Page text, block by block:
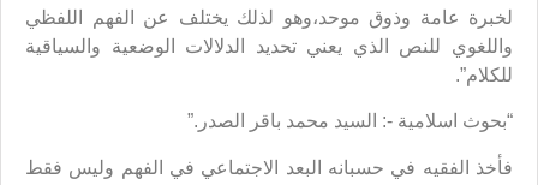
لخبرة عامة وذوق موحد،وهو لذلك يختلف عن الفهم اللفظي
واللغوي للنص الذي يعني تحديد الدلالات الوضعية والسياقية
للكلام”.
“بحوث اسلامية -: السيد محمد باقر الصدر.”
فأخذ الفقيه في حسبانه البعد الاجتماعي في الفهم وليس فقط